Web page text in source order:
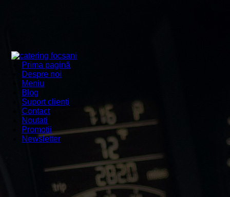
Prima pagină
Despre noi
Meniu
Blog
Suport clienți
Contact
Noutati
Promotii
Newsletter